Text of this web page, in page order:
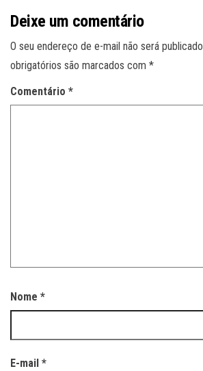
Deixe um comentário
O seu endereço de e-mail não será
obrigatórios são marcados com *
Comentário *
Nome *
E-mail *